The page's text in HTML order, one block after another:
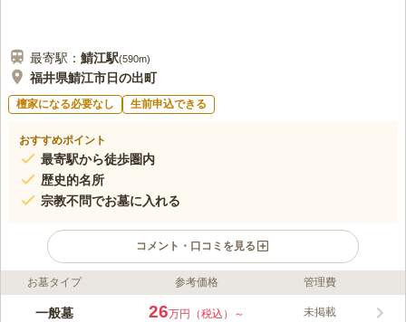
最寄駅： 鯖江駅(590m)
福井県鯖江市日の出町
檀家になる必要なし 生前申込できる
おすすめポイント
最寄駅から徒歩圏内
歴史的名所
宗教不問でお墓に入れる
コメント・口コミを見る
ライフドット編集部のコメント
閑静な住宅地にある墓地です。 周囲には高い建物がなく、開放
お墓タイプ 参考価格 管理費
一般墓 26万円（税込）～ 未掲載